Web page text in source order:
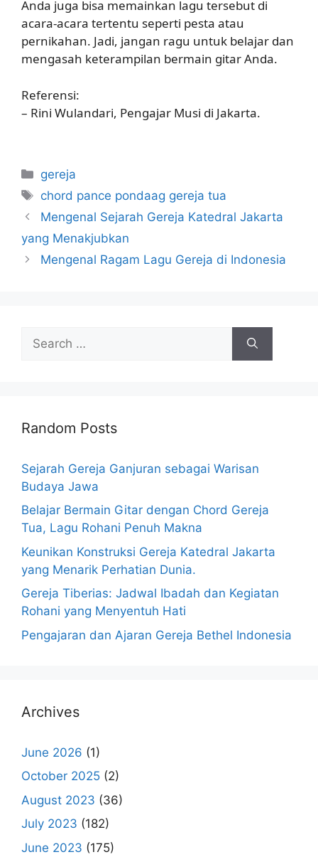
Anda juga bisa memainkan lagu tersebut di
acara-acara tertentu seperti pesta atau
pernikahan. Jadi, jangan ragu untuk belajar dan
mengasah keterampilan bermain gitar Anda.
Referensi:
– Rini Wulandari, Pengajar Musi di Jakarta.
Categories
gereja
Tags
chord pance pondaag gereja tua
Mengenal Sejarah Gereja Katedral Jakarta
yang Menakjubkan
Mengenal Ragam Lagu Gereja di Indonesia
for:
Random Posts
Sejarah Gereja Ganjuran sebagai Warisan
Budaya Jawa
Belajar Bermain Gitar dengan Chord Gereja
Tua, Lagu Rohani Penuh Makna
Keunikan Konstruksi Gereja Katedral Jakarta
yang Menarik Perhatian Dunia.
Gereja Tiberias: Jadwal Ibadah dan Kegiatan
Rohani yang Menyentuh Hati
Pengajaran dan Ajaran Gereja Bethel Indonesia
Archives
June 2026 (1)
October 2025 (2)
August 2023 (36)
July 2023 (182)
June 2023 (175)